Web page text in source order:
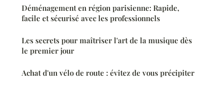
Déménagement en région parisienne: Rapide,
facile et sécurisé avec les professionnels
Les secrets pour maîtriser l'art de la musique dès
le premier jour
Achat d'un vélo de route : évitez de vous précipiter